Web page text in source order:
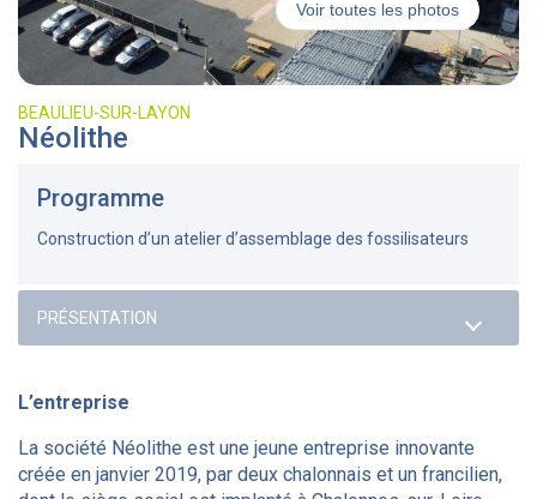
Voir toutes les photos
BEAULIEU-SUR-LAYON
Néolithe
Programme
Construction d’un atelier d’assemblage des fossilisateurs
L’entreprise
La société Néolithe est une jeune entreprise innovante
créée en janvier 2019, par deux chalonnais et un francilien,